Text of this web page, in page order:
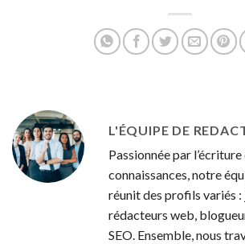
Sud de la France
placés en alerte
coupure de l’A8
à de multiples
L'ÉQUIPE DE
Passionnée par
connaissances, notre
réunit des profils variés
rédacteurs web,
SEO. Ensemble, nous